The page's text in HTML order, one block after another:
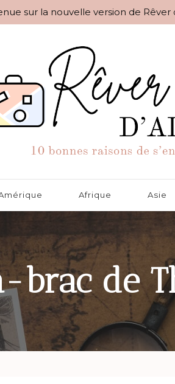
sur la nouvelle version de Rêver
de s'envoler
Afrique Asie
de